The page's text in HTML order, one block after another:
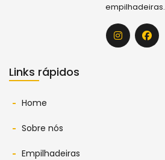
empilhadeiras.
Links rápidos
Home
Sobre nós
Empilhadeiras